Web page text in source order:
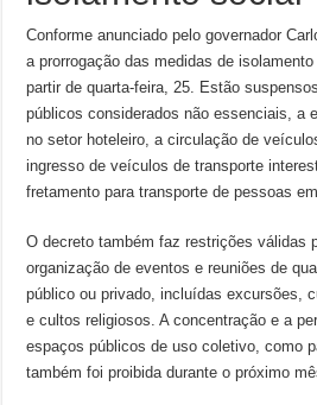
Conforme anunciado pelo governador
a prorrogação das medidas de
partir de quarta-feira, 25. Estão
públicos considerados não essenciais, a
no setor hoteleiro, a circulação de
ingresso de veículos de transporte
fretamento para transporte de pessoas
O decreto também faz restrições válidas
organização de eventos e reuniões de
público ou privado, incluídas excursões,
e cultos religiosos. A concentração e a
espaços públicos de uso coletivo, como
também foi proibida durante o próximo